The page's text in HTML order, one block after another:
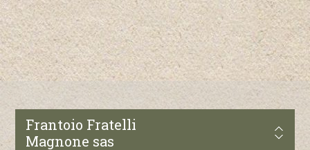
Frantoio Fratelli
Magnone sas